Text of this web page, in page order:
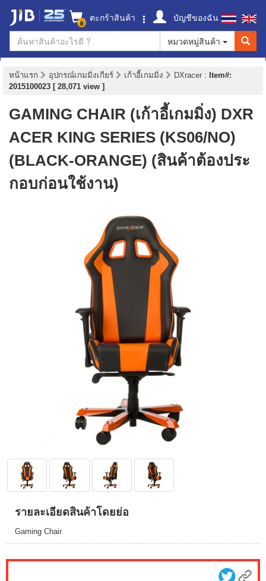
0 ตะกร้าสินค้า
บัญชีของฉัน
หมวดหมู่สินค้า
หน้าแรก อุปกรณ์เกมมิ่งเกียร์ เก้าอี้เกมมิ่ง DXracer : Item#:
2015100023 [ 28,071 view ]
GAMING CHAIR (เก้าอี้เกมมิ่ง) DXR
ACER KING SERIES (KS06/NO)
(BLACK-ORANGE) (สินค้าต้องประ
กอบก่อนใช้งาน)
รายละเอียดสินค้าโดยย่อ
Gaming Chair